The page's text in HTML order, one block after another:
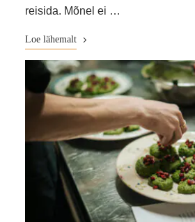
reisida. Mõnel ei …
Loe lähemalt